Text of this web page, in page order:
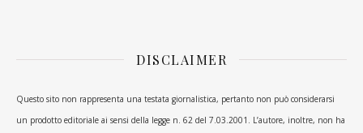
DISCLAIMER
Questo sito non rappresenta una testata giornalistica, pertanto non può considerarsi
un prodotto editoriale ai sensi della legge n. 62 del 7.03.2001. L’autore, inoltre, non ha